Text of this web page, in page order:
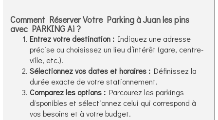
Comment Réserver Votre Parking à Juan les pins
avec PARKING Ai ?
Entrez votre destination : Indiquez une adresse
précise ou choisissez un lieu d’intérêt (gare, centre-
ville, etc.).
Sélectionnez vos dates et horaires : Définissez la
durée exacte de votre stationnement.
Comparez les options : Parcourez les parkings
disponibles et sélectionnez celui qui correspond à
vos besoins et à votre budget.